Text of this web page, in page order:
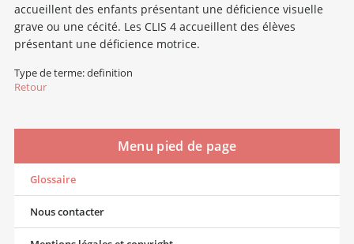
accueillent des enfants présentant une déficience visuelle
grave ou une cécité. Les CLIS 4 accueillent des élèves
présentant une déficience motrice.
Type de terme: definition
Retour
Menu pied de page
Glossaire
Nous contacter